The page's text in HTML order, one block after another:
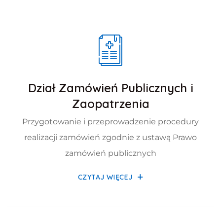
Dział Zamówień Publicznych i
Zaopatrzenia
Przygotowanie i przeprowadzenie procedury
realizacji zamówień zgodnie z ustawą Prawo
zamówień publicznych
CZYTAJ WIĘCEJDZIAŁ ZAMÓWIEŃ